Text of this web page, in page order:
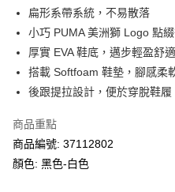
扁形系帶系統，不易散落
小巧 PUMA 美洲獅 Logo 點
厚實 EVA 鞋底，邁步輕盈舒適
搭載 Softfoam 鞋墊，腳感柔
後跟提拉設計，便於穿脫鞋履
商品重點
商品編號: 37112802
顏色: 黑色-白色